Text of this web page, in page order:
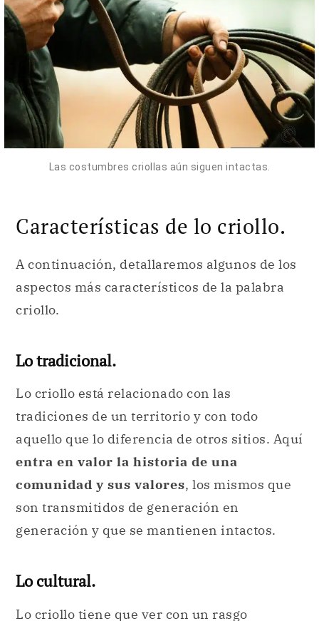
Las costumbres criollas aún siguen intactas.
Características de lo criollo.
A continuación, detallaremos algunos de los
aspectos más característicos de la palabra
criollo.
Lo tradicional.
Lo criollo está relacionado con las
tradiciones de un territorio y con todo
aquello que lo diferencia de otros sitios. Aquí
entra en valor la historia de una
comunidad y sus valores, los mismos que
son transmitidos de generación en
generación y que se mantienen intactos.
Lo cultural.
Lo criollo tiene que ver con un rasgo